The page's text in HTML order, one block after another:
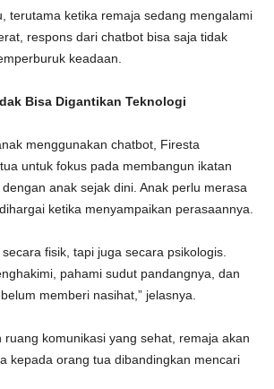
terutama ketika remaja sedang mengalami
respons dari chatbot bisa saja tidak
keadaan.
Bisa Digantikan Teknologi
menggunakan chatbot, Firesta
untuk fokus pada membangun ikatan
anak sejak dini. Anak perlu merasa
ketika menyampaikan perasaannya.
fisik, tapi juga secara psikologis.
pahami sudut pandangnya, dan
memberi nasihat,” jelasnya.
ruang komunikasi yang sehat, remaja akan
kepada orang tua dibandingkan mencari